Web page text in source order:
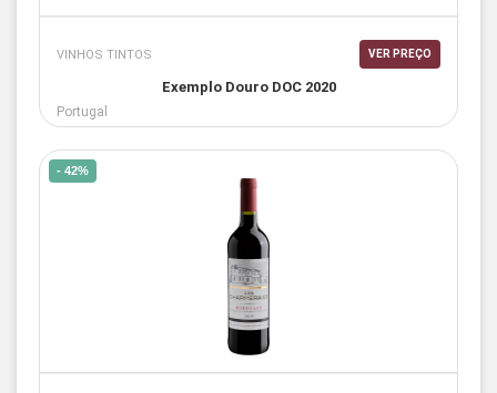
VINHOS TINTOS VER PREÇO
Exemplo Douro DOC 2020
Portugal
- 42%